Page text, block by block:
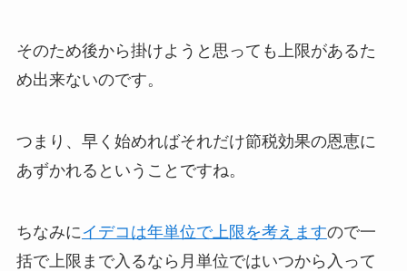
そのため後から掛けようと思っても上限があるた
め出来ないのです。
つまり、 早く始めればそれだけ節税効果の恩恵に
あずかれる ということですね。
ちなみに イデコは年単位で上限を考えますので一
括で上限まで入るなら月単位ではいつから入って